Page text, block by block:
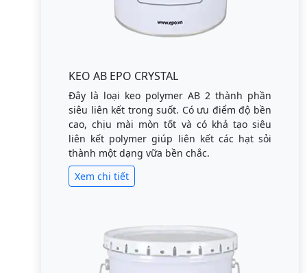
KEO AB EPO CRYSTAL
Đây là loại keo polymer AB 2 thành phần
siêu liên kết trong suốt. Có ưu điểm độ bền
cao, chịu mài mòn tốt và có khả tạo siêu
liên kết polymer giúp liên kết các hạt sỏi
thành một dạng vữa bền chắc.
Xem chi tiết